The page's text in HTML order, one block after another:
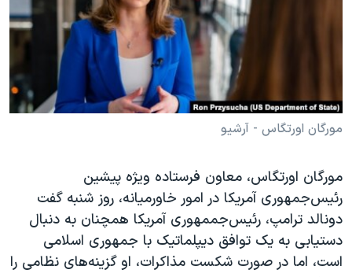
حقوق شهروندی
گالری عکس
انتخابات ریاست جمهوری آمریکا ۲۰۲۴
حمله جمهوری اسلامی به اسرائیل
ورزش زنان در ایران
اعتراضات زن، زندگی، آزادی
تریبونال مردمی آبان ۹۸
دادگاه حمید نوری
چهل سال گروگان‌گیری
قانون شفافیت دارائی کادر رهبری ایران
زبانهای مختلف
مورگان اورتگاس - آرشیو
مورگان اورتگاس، معاون فرستاده ویژه پیشین
رئیس‌جمهوری آمریکا در امور خاورمیانه، روز شنبه گفت
دونالد ترامپ، رئیس‌جممهوری آمریکا همچنان به دنبال
دستیابی به یک توافق دیپلماتیک با جمهوری اسلامی
است، اما در صورت شکست مذاکرات، او گزینه‌های نظامی را